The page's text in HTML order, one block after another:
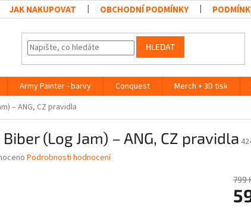
JAK NAKUPOVAT OBCHODNÍ PODMÍNKY
HLEDAT
Army Painter - barvy Conquest Merch + 3D tisk
– ANG, CZ pravidla
(Log Jam) – ANG, CZ pravidla
Podrobnosti hodnocení
799